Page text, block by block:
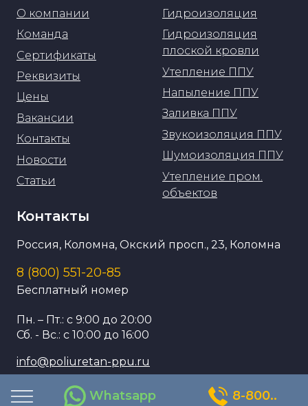
Whatsapp 8-800..
О компании
Команда
Сертификаты
Реквизиты
Цены
Вакансии
Контакты
Новости
Статьи
Гидроизоляция
Гидроизоляция
плоской кровли
Утепление ППУ
Напыление ППУ
Заливка ППУ
Звукоизоляция ППУ
Шумоизоляция ППУ
Утепление пром.
объектов
Контакты
Россия, Коломна, Окский просп., 23, Коломна
8 (800) 551-20-85
Бесплатный номер
Пн. – Пт.: с 9:00 до 20:00
Сб. - Вс.: с 10:00 до 16:00
info@poliuretan-ppu.ru